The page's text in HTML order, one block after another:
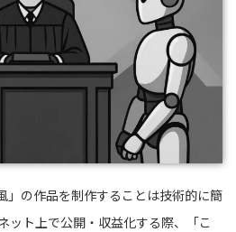
」の作品を制作することは技術的に簡
ット上で公開・収益化する際、「こ